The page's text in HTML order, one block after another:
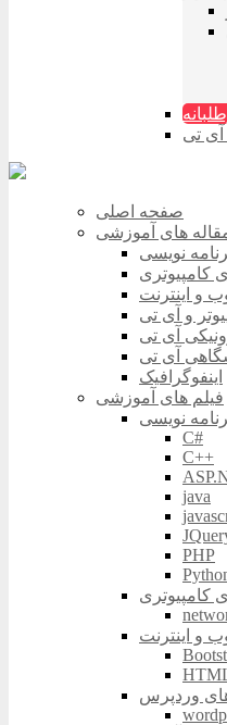
آی تی
صفحه اصلی
های آموزشی
نویسی
کامپیوتری
و اینترنت
و آی تی
آی تی
آی تی
اینفوگرافیک
فیلم های آموزشی
نویسی
C#
C++
java
PHP
کامپیوتری
و اینترنت
وردپرس